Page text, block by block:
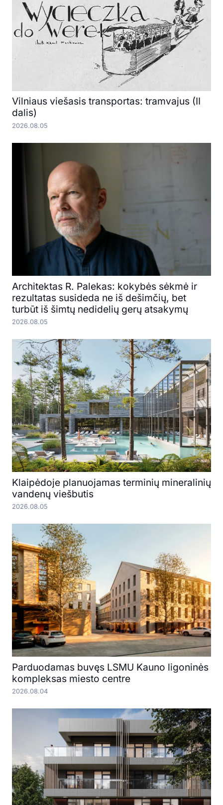
Vilniaus viešasis transportas: tramvajus (II
dalis)
2026.08.05
Architektas R. Palekas: kokybės sėkmė ir
rezultatas susideda ne iš dešimčių, bet
turbūt iš šimtų nedidelių gerų atsakymų
2026.08.05
Klaipėdoje planuojamas terminių mineralinių
vandenų viešbutis
2026.08.05
Parduodamas buvęs LSMU Kauno ligoninės
kompleksas miesto centre
2026.08.04